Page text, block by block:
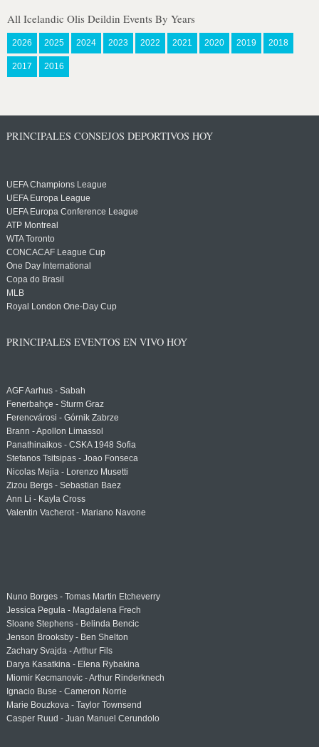
All Icelandic Olis Deildin Events By Years
2026 2025 2024 2023 2022 2021 2020 2019 2018
2017 2016
PRINCIPALES CONSEJOS DEPORTIVOS HOY
UEFA Champions League
UEFA Europa League
UEFA Europa Conference League
ATP Montreal
WTA Toronto
CONCACAF League Cup
One Day International
Copa do Brasil
MLB
Royal London One-Day Cup
PRINCIPALES EVENTOS EN VIVO HOY
AGF Aarhus - Sabah
Fenerbahçe - Sturm Graz
Ferencvárosi - Górnik Zabrze
Brann - Apollon Limassol
Panathinaikos - CSKA 1948 Sofia
Stefanos Tsitsipas - Joao Fonseca
Nicolas Mejia - Lorenzo Musetti
Zizou Bergs - Sebastian Baez
Ann Li - Kayla Cross
Valentin Vacherot - Mariano Navone
Nuno Borges - Tomas Martin Etcheverry
Jessica Pegula - Magdalena Frech
Sloane Stephens - Belinda Bencic
Jenson Brooksby - Ben Shelton
Zachary Svajda - Arthur Fils
Darya Kasatkina - Elena Rybakina
Miomir Kecmanovic - Arthur Rinderknech
Ignacio Buse - Cameron Norrie
Marie Bouzkova - Taylor Townsend
Casper Ruud - Juan Manuel Cerundolo